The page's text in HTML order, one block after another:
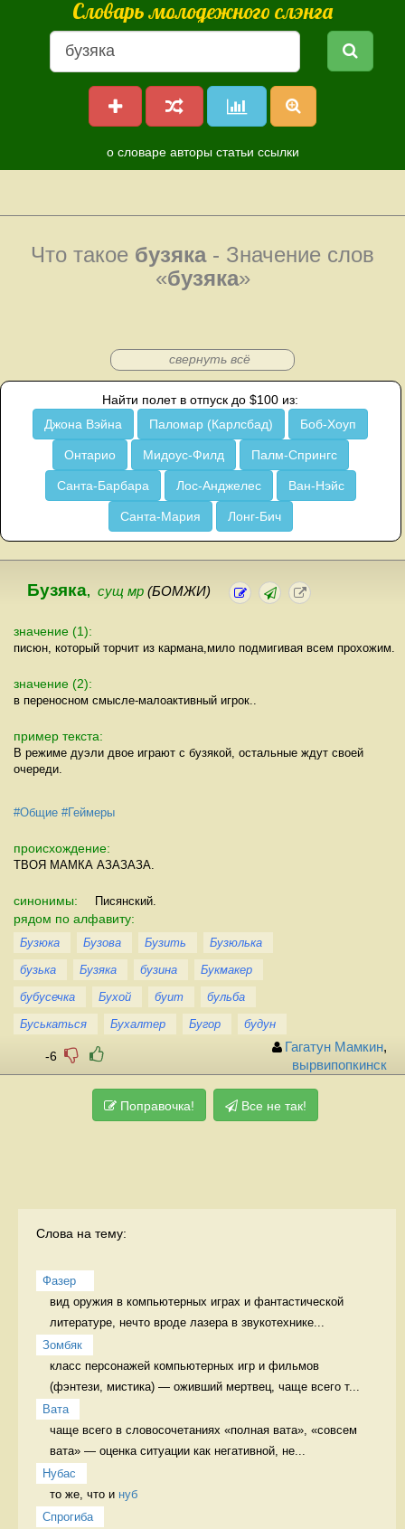
Словарь молодежного слэнга
о словаре авторы статьи ссылки
Что такое бузяка- Значение слов
«бузяка»
свернуть всё
Найти полет в отпуск до $100 из:
Джона Вэйна
Паломар (Карлсбад) Боб-Хоуп
Онтарио Мидоус-Филд Палм-Спрингс
Санта-Барбара Лос-Анджелес Ван-Нэйс
Санта-Мария Лонг-Бич
Бузяка, сущ мр (БОМЖИ)
значение (1):
писюн, который торчит из кармана,мило подмигивая всем прохожим.
значение (2):
в переносном смысле-малоактивный игрок..
пример текста:
В режиме дуэли двое играют с бузякой, остальные ждут своей
очереди.
#Общие #Геймеры
происхождение:
ТВОЯ МАМКА АЗАЗАЗА.
синонимы: Писянский.
рядом по алфавиту:
Бузюка Бузова Бузить
Бузюлька
бузька
Бузяка бузина
Букмакер
бубусечка
Бухой буит
бульба
Буськаться
Бухалтер Бугор будун
-6
Гагатун Мамкин,
вырвипопкинск
Поправочка! Все не так!
Слова на тему:
Фазер
вид оружия в компьютерных играх и фантастической
литературе, нечто вроде лазера в звукотехнике...
Зомбяк
класс персонажей компьютерных игр и фильмов
(фэнтези, мистика) — оживший мертвец, чаще всего т...
Вата
чаще всего в словосочетаниях «полная вата», «совсем
вата» — оценка ситуации как негативной, не...
Нубас
то же, что и нуб
Спрогиба